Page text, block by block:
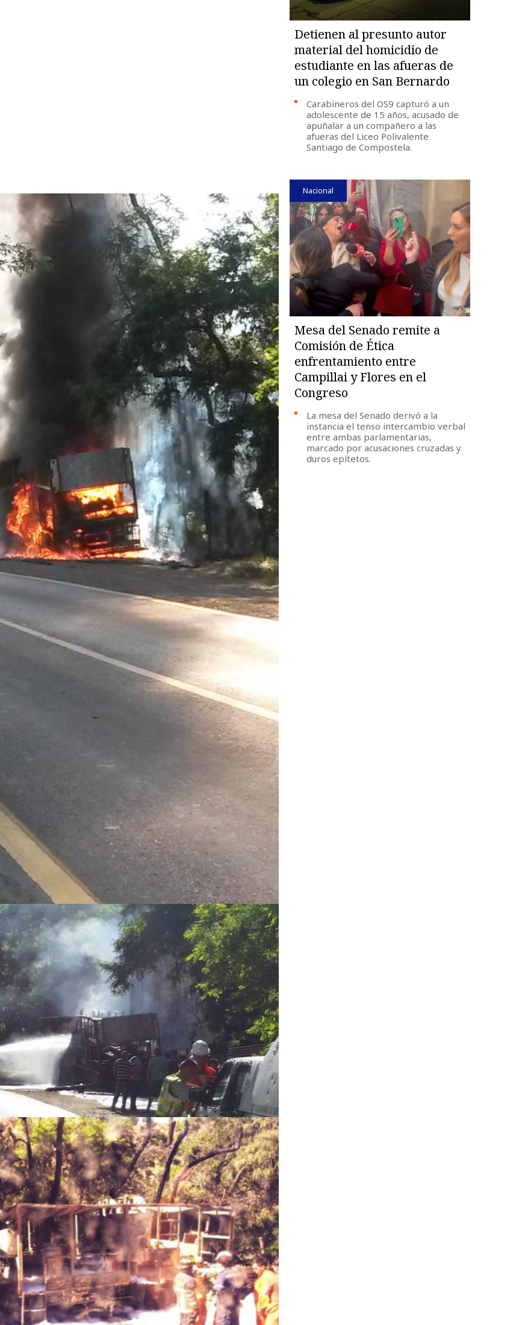
Detienen al presunto autor
material del homicidio de
estudiante en las afueras de
un colegio en San Bernardo
Carabineros del OS9 capturó a un
adolescente de 15 años, acusado de
apuñalar a un compañero a las
afueras del Liceo Polivalente
Santiago de Compostela.
Nacional
Mesa del Senado remite a
Comisión de Ética
enfrentamiento entre
Campillai y Flores en el
Congreso
La mesa del Senado derivó a la
instancia el tenso intercambio verbal
entre ambas parlamentarias,
marcado por acusaciones cruzadas y
duros epítetos.